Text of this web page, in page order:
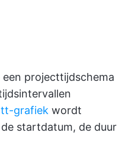
projecttijdschema
grafiek wordt
startdatum, de duur